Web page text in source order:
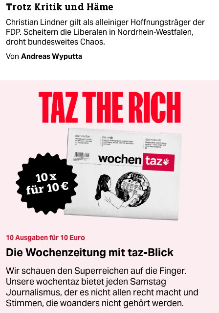
Trotz Kritik und Häme
Christian Lindner gilt als alleiniger Hoffnungsträger der
FDP. Scheitern die Liberalen in Nordrhein-Westfalen,
droht bundesweites Chaos.
Von Andreas Wyputta
10 Ausgaben für 10 Euro
Die Wochenzeitung mit taz-Blick
Wir schauen den Superreichen auf die Finger.
Unsere wochentaz bietet jeden Samstag
Journalismus, der es nicht allen recht macht und
Stimmen, die woanders nicht gehört werden.